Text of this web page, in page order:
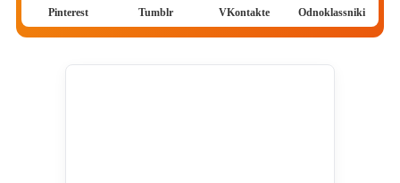
Pinterest Tumblr VKontakte Odnoklassniki